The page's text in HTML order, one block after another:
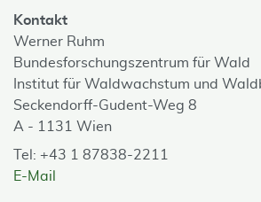
Kontakt
Werner Ruhm
Bundesforschungszentrum für Wald
Institut für Waldwachstum und
Seckendorff-Gudent-Weg 8
A - 1131 Wien
Tel: +43 1 87838-2211
E-Mail